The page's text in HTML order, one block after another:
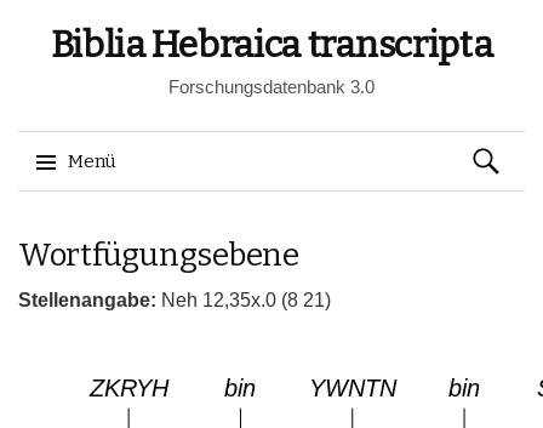
Biblia Hebraica transcripta
Forschungsdatenbank 3.0
Menü
zum
Suchen
nach:
Wortfügungsebene
Stellenangabe: Neh 12,35x.0 (8 21)